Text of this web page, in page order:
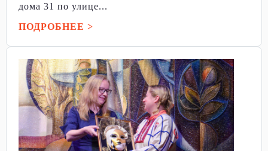
дома 31 по улице...
ПОДРОБНЕЕ >